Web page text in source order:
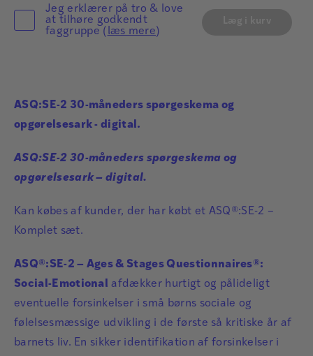
Jeg erklærer på tro & love
at tilhøre godkendt
faggruppe ( læs mere)
ASQ:SE-2 30-måneders spørgeskema og
opgørelsesark - digital.
ASQ:SE-2 30-måneders spørgeskema og
opgørelsesark – digital.
Kan købes af kunder, der har købt et ASQ®:SE-2 –
Komplet sæt.
ASQ®:SE-2 – Ages & Stages Questionnaires®:
Social-Emotional afdækker hurtigt og pålideligt
eventuelle forsinkelser i små børns sociale og
følelsesmæssige udvikling i de første så kritiske år af
barnets liv. En sikker identifikation af forsinkelser i